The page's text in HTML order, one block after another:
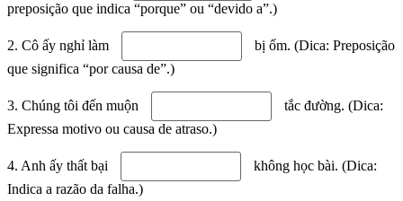
preposição que indica “porque” ou “devido a”.)
2. Cô ấy nghỉ làm
bị ốm. (Dica: Preposição
que significa “por causa de”.)
3. Chúng tôi đến muộn
tắc đường. (Dica:
Expressa motivo ou causa de atraso.)
4. Anh ấy thất bại
không học bài. (Dica:
Indica a razão da falha.)